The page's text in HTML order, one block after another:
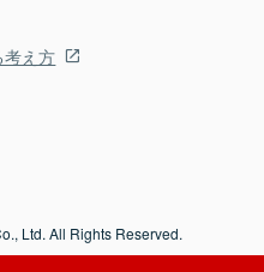
考え方
Ltd. All Rights Reserved.